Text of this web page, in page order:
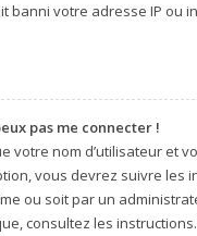
banni votre adresse IP ou
pas me connecter !
votre nom d’utilisateur et
vous devrez suivre
ou soit par un
consultez les